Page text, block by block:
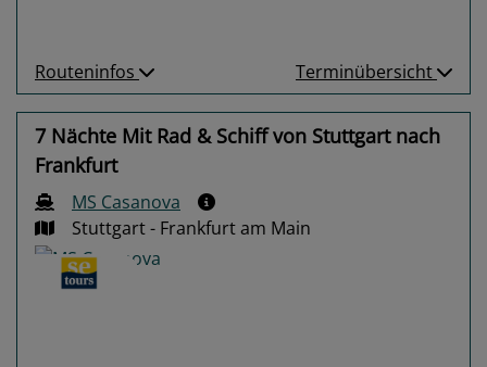
Routeninfos Terminübersicht
7 Nächte Mit Rad & Schiff von Stuttgart nach
Frankfurt
MS Casanova
Stuttgart - Frankfurt am Main